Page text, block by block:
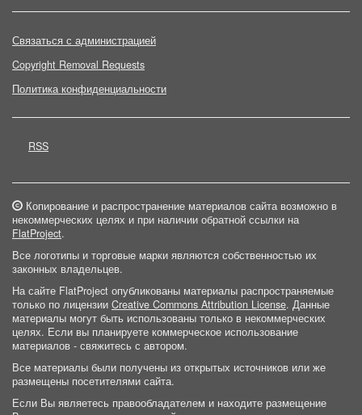
Связаться с администрацией
Copyright Removal Requests
Политика конфиденциальности
RSS
Копирование и распространение материалов сайта возможно в
некоммерческих целях и при наличии обратной ссылки на
FlatProject.
Все логотипы и торговые марки являются собственностью их
законных владельцев.
На сайте FlatProject опубликованы материалы распространяемые
только по лицензии Creative Commons Attribution License. Данные
материалы могут быть использованы только в некоммерческих
целях. Если вы планируете коммерческое использование
материалов - свяжитесь с автором.
Все материалы были получены из открытых источников или же
размещены посетителями сайта.
Если Вы являетесь правообладателем и находите размещение